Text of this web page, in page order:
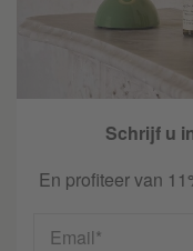
Schrijf u
En profiteer van
Email*